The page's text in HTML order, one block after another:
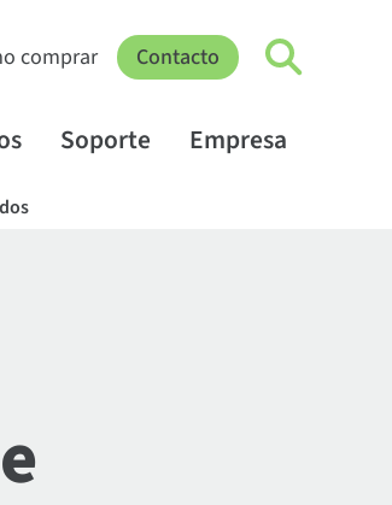
comprar Contacto
Soporte Empresa